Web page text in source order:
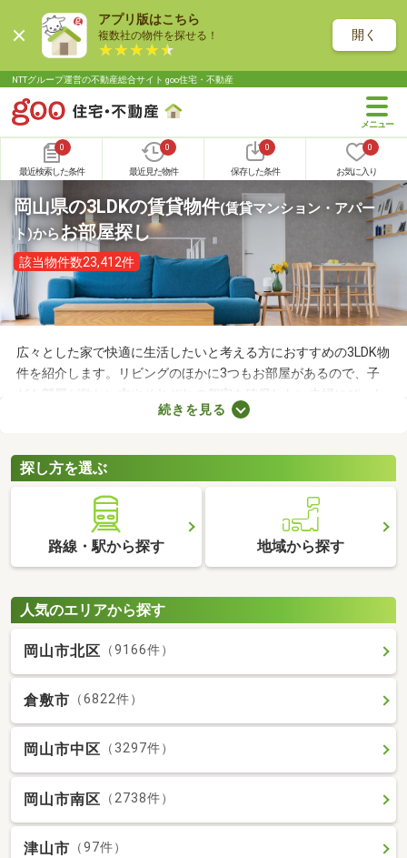
アプリ版はこちら
複数社の物件を探せる！ 開く
NTTグループ運営の不動産総合サイト goo住宅・不動産
0
最近検索した条件
0
最近見た物件
0
保存した条件
0
お気に入り
岡山県の3LDKの賃貸物件(賃貸マンション・アパー
ト)からお部屋探し
該当物件数23,412件
広々とした家で快適に生活したいと考える方におすすめの3LDK物
件を紹介します。リビングのほかに3つもお部屋があるので、子
ども部屋が欲しい方やそれぞれの個室を確保したい夫婦にぴった
り。物件のなかには新しい設備を用意しているところもあるの
くださいね。
続きを見る
探し方を選ぶ
路線・駅から探す 地域から探す
人気のエリアから探す
岡山市北区 （9166件）
倉敷市 （6822件）
岡山市中区 （3297件）
岡山市南区 （2738件）
津山市 （97件）